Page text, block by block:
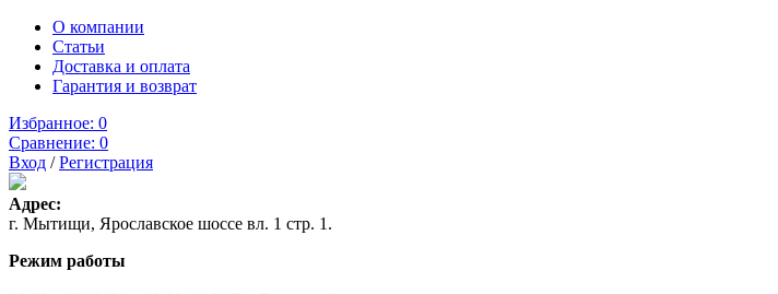
О компании
Статьи
Доставка и оплата
Гарантия и возврат
Избранное: 0
Сравнение: 0
Вход /Регистрация
Адрес:
г. Мытищи, Ярославское шоссе вл. 1 стр. 1.
Режим работы